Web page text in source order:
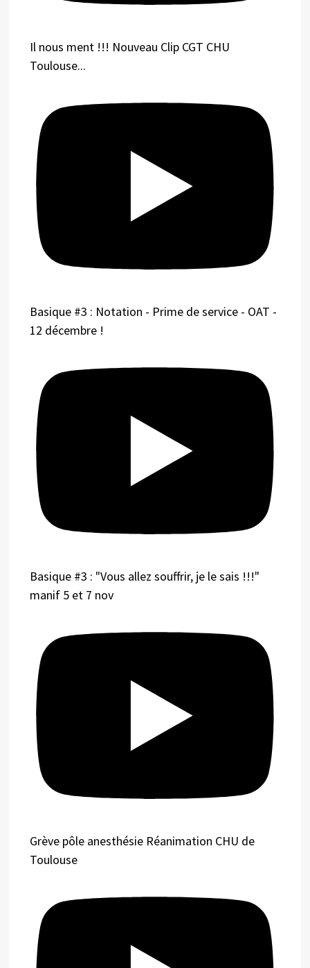
Il nous ment !!! Nouveau Clip CGT CHU
Toulouse...
Basique #3 : Notation - Prime de service - OAT -
12 décembre !
Basique #3 : "Vous allez souffrir, je le sais !!!"
manif 5 et 7 nov
Grève pôle anesthésie Réanimation CHU de
Toulouse